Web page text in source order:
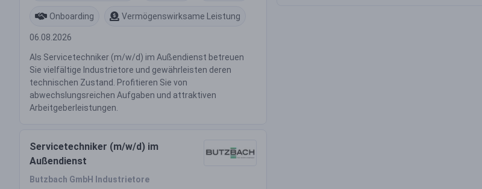
Onboarding Vermögenswirksame Leistung
06.08.2026
Als Servicetechniker (m/w/d) im Außendienst betreuen
Sie vielfältige Industrietore und gewährleisten deren
technischen Zustand. Profitieren Sie von
abwechslungsreichen Aufgaben und attraktiven
Arbeitgeberleistungen.
Servicetechniker (m/w/d) im
Außendienst
Butzbach GmbH Industrietore